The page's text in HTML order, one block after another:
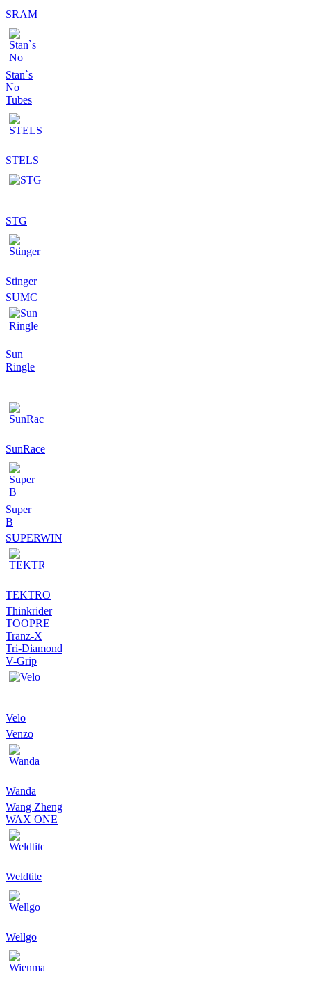
SRAM
Stan`s
No
Tubes
STELS
STG
Stinger
SUMC
Sun
Ringle
SunRace
Super
B
SUPERWIN
TEKTRO
Thinkrider
TOOPRE
Tranz-X
Tri-Diamond
V-Grip
Velo
Venzo
Wanda
Wang Zheng
WAX ONE
Weldtite
Wellgo